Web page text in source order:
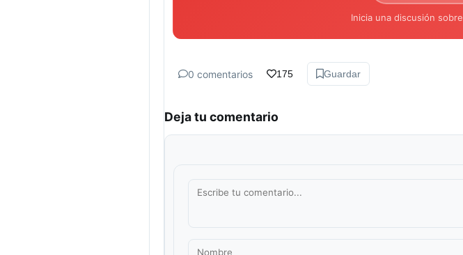
Inicia una discusión
0 comentarios 175 Guardar
Deja tu comentario